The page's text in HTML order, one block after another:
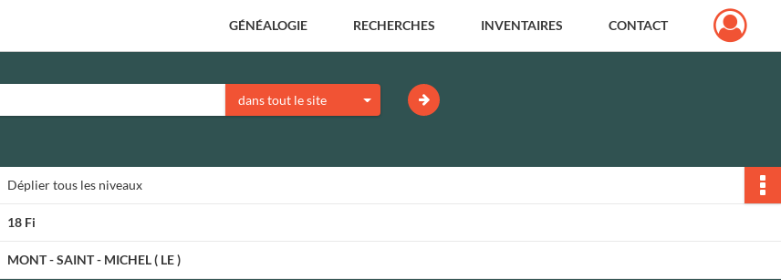
GÉNÉALOGIE RECHERCHES INVENTAIRES CONTACT
dans tout le site
Dépliertous les niveaux
18 Fi
MONT - SAINT - MICHEL ( LE )